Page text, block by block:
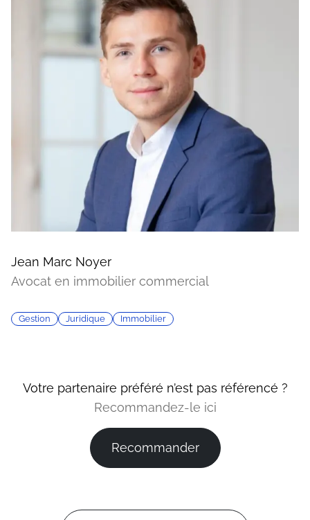
Jean Marc Noyer
Avocat en immobilier commercial
Gestion Juridique Immobilier
Votre partenaire préféré n’est pas référencé ?
Recommandez-le ici
Recommander